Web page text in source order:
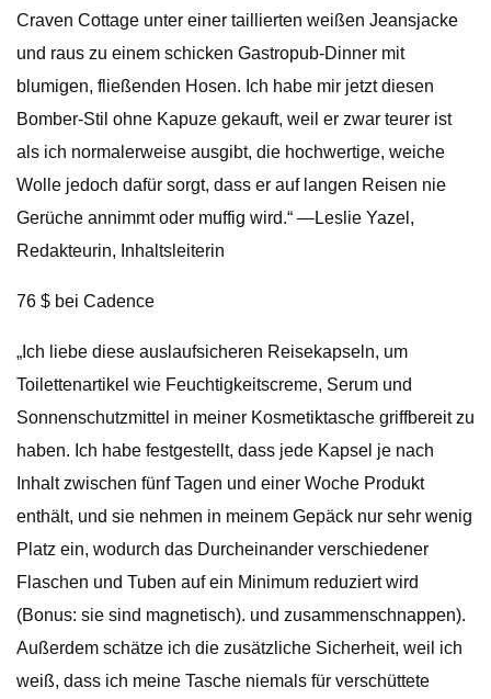
Craven Cottage unter einer taillierten weißen Jeansjacke
und raus zu einem schicken Gastropub-Dinner mit
blumigen, fließenden Hosen. Ich habe mir jetzt diesen
Bomber-Stil ohne Kapuze gekauft, weil er zwar teurer ist
als ich normalerweise ausgibt, die hochwertige, weiche
Wolle jedoch dafür sorgt, dass er auf langen Reisen nie
Gerüche annimmt oder muffig wird.“ —Leslie Yazel,
Redakteurin, Inhaltsleiterin
76 $ bei Cadence
„Ich liebe diese auslaufsicheren Reisekapseln, um
Toilettenartikel wie Feuchtigkeitscreme, Serum und
Sonnenschutzmittel in meiner Kosmetiktasche griffbereit zu
haben. Ich habe festgestellt, dass jede Kapsel je nach
Inhalt zwischen fünf Tagen und einer Woche Produkt
enthält, und sie nehmen in meinem Gepäck nur sehr wenig
Platz ein, wodurch das Durcheinander verschiedener
Flaschen und Tuben auf ein Minimum reduziert wird
(Bonus: sie sind magnetisch). und zusammenschnappen).
Außerdem schätze ich die zusätzliche Sicherheit, weil ich
weiß, dass ich meine Tasche niemals für verschüttete